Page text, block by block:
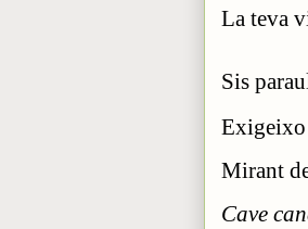
La teva
Sis
Mirant
Cave